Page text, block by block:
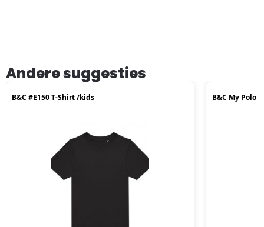
Andere suggesties
B&C #E150 T-Shirt /kids B&C My Polo